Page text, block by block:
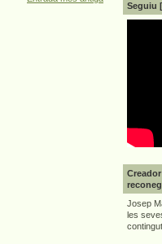
Seguiu
Josep
les